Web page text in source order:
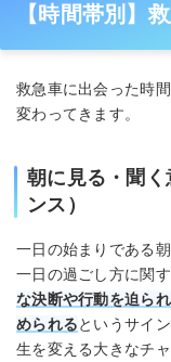
【時間帯別】
救急車に出会った時
変わってきます。
朝に見る・聞
ンス）
一日の始まりである
一日の過ごし方に関
な決断や行動を迫ら
められるというサイ
生を変える大きなチ